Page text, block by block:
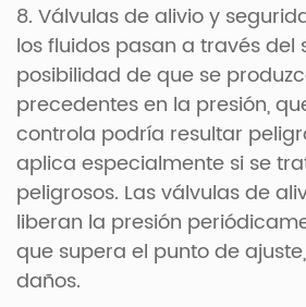
8. Válvulas de alivio y
los fluidos pasan a través del
posibilidad de que se
precedentes en la presión,
controla podría resultar
aplica especialmente si se
peligrosos. Las válvulas de
liberan la presión
que supera el punto de
daños.